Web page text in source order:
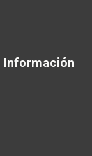
Información